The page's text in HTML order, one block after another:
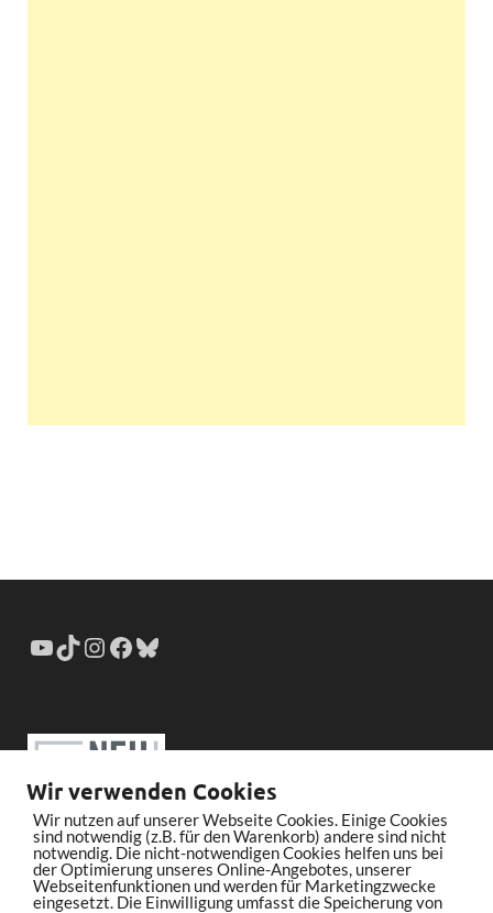
Wir verwenden Cookies
Wir nutzen auf unserer Webseite Cookies. Einige Cookies
sind notwendig (z.B. für den Warenkorb) andere sind nicht
notwendig. Die nicht-notwendigen Cookies helfen uns bei
der Optimierung unseres Online-Angebotes, unserer
Webseitenfunktionen und werden für Marketingzwecke
eingesetzt. Die Einwilligung umfasst die Speicherung von